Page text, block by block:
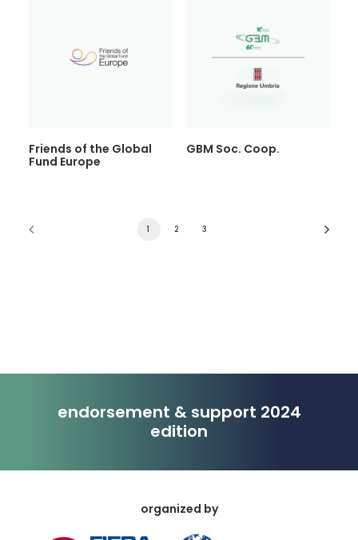
Friends of the Global
Fund Europe
GBM Soc. Coop.
1 2 3
endorsement & support 2024
edition
organized by